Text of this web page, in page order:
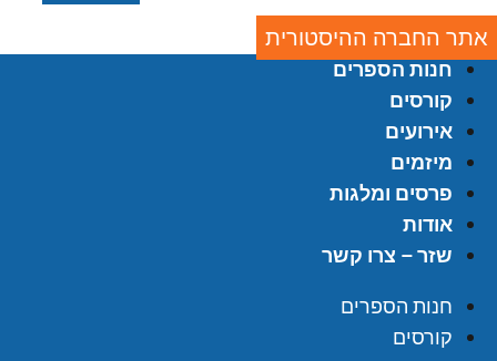
אתר החברה ההיסטורית
חנות הספרים
קורסים
אירועים
מיזמים
פרסים ומלגות
אודות
שזר – צרו קשר
חנות הספרים
קורסים